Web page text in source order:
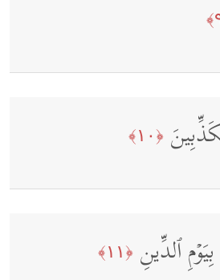
﴿١٠﴾
ٱلدِّینِ ﴿١١﴾